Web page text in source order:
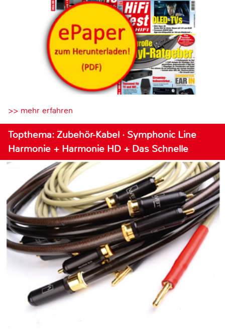
>> mehr erfahren
Topthema: Zubehör-Kabel · Symphonic Line
Harmonie + Harmonie HD + Das Schnelle